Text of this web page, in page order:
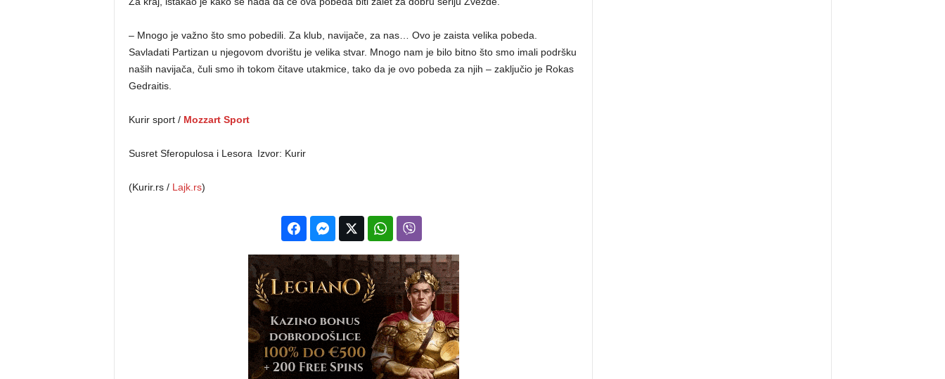
– Mnogo je važno što smo pobedili. Za klub, navijače, za nas… Ovo je zaista velika pobeda.
Savladati Partizan u njegovom dvorištu je velika stvar. Mnogo nam je bilo bitno što smo imali podršku
naših navijača, čuli smo ih tokom čitave utakmice, tako da je ovo pobeda za njih – zaključio je Rokas
Gedraitis.
Kurir sport / Mozzart Sport
Susret Sferopulosa i LesoraIzvor: Kurir
(Kurir.rs / Lajk.rs)